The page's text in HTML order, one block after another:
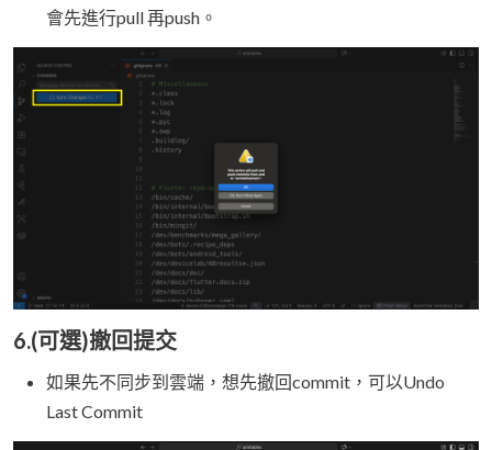
會先進行pull 再push。
6.(可選)撤回提交
如果先不同步到雲端，想先撤回commit，可以Undo
Last Commit